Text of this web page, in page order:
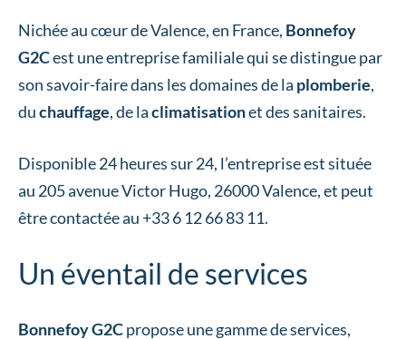
Nichée au cœur de Valence, en France, Bonnefoy
G2Cest une entreprise familiale qui se distingue par
son savoir-faire dans les domaines de la plomberie,
duchauffage, de laclimatisationet des sanitaires.
Disponible 24 heures sur 24, l’entreprise est située
au 205 avenue Victor Hugo, 26000 Valence, et peut
être contactée au +33 6 12 66 83 11.
Un éventail de services
Bonnefoy G2Cpropose une gamme de services,